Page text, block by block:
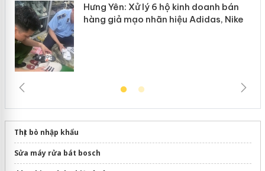
Hưng Yên: Xử lý 6 hộ kinh doanh bán
hàng giả mạo nhãn hiệu Adidas, Nike
Thịt bò nhập khẩu
Sửa máy rửa bát bosch